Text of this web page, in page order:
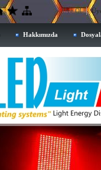
Üye Ol
Hakkımızda